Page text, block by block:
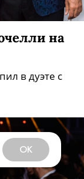
OK
на
в дуэте с